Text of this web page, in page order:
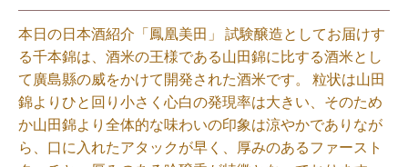
本日の日本酒紹介「鳳凰美田」 試験醸造としてお届けす
る千本錦は、酒米の王様である山田錦に比する酒米とし
て廣島縣の威をかけて開発された酒米です。 粒状は山田
錦よりひと回り小さく心白の発現率は大きい、そのため
か山田錦より全体的な味わいの印象は涼やかでありなが
ら、口に入れたアタックが早く、厚みのあるファースト